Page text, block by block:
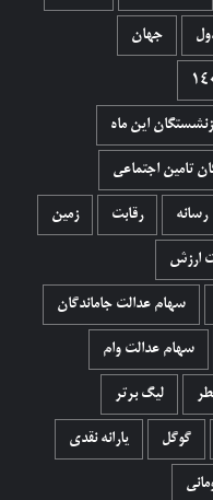
جهان
این ماه
تامین اجتماعی
رسانه رقابت زمین
ارزش
سهام عدالت جاماندگان
سهام عدالت وام
لیگ برتر
گوگل یارانه نقدی